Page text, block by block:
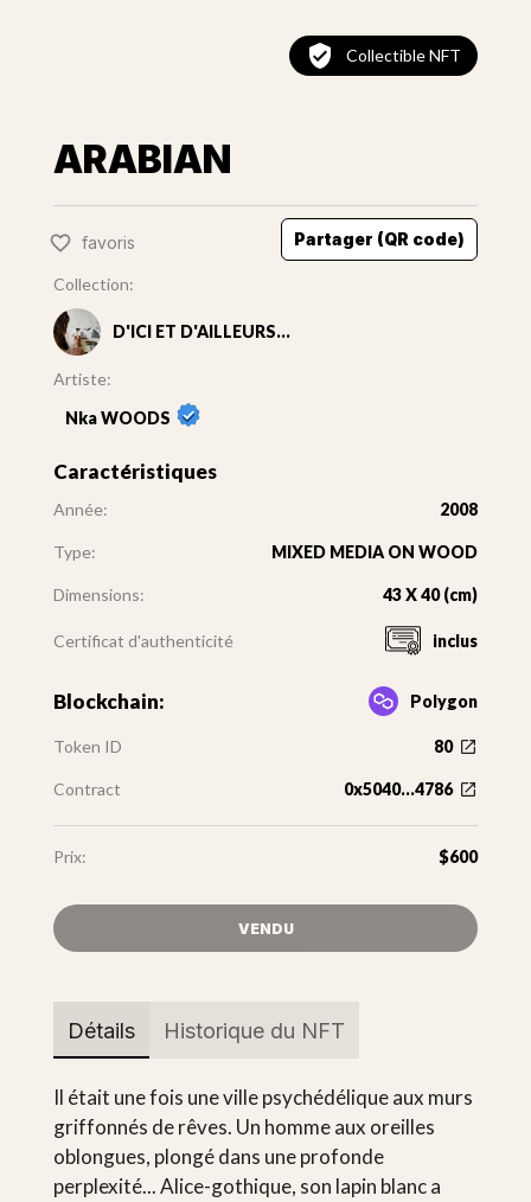
Collectible NFT
ARABIAN
favoris Partager (QR code)
Collection:
D'ICI ET D'AILLEURS...
Artiste:
Nka WOODS
Caractéristiques
Année: 2008
Type: MIXED MEDIA ON WOOD
Dimensions: 43 X 40 (cm)
Certificat d'authenticité inclus
Blockchain: Polygon
Token ID 80
Contract 0x5040...4786
Prix: $600
VENDU
Détails Historique du NFT
Il était une fois une ville psychédélique aux murs
griffonnés de rêves. Un homme aux oreilles
oblongues, plongé dans une profonde
perplexité... Alice-gothique, son lapin blanc a